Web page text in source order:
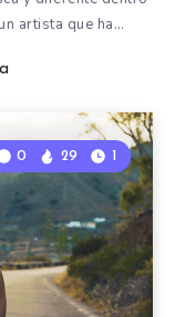
artista que ha…
0 29 1